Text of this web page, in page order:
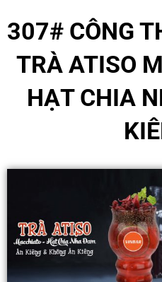
307# CÔNG
TRÀ ATISO
HẠT CHIA